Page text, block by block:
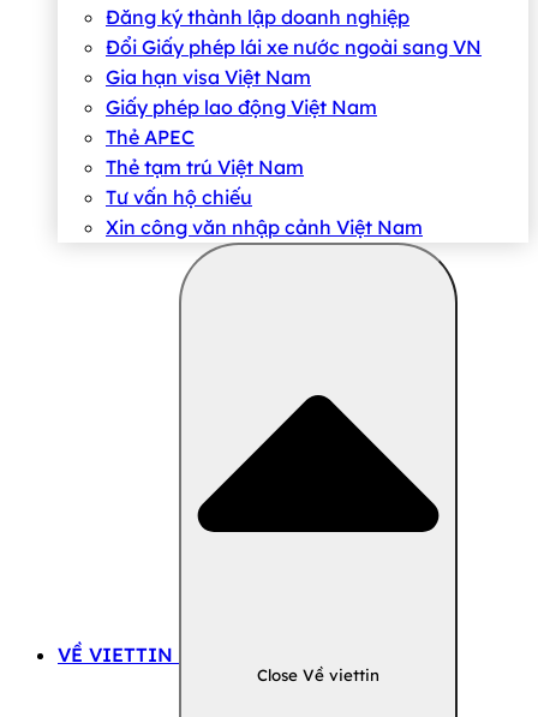
Đăng ký thành lập doanh nghiệp
Đổi Giấy phép lái xe nước ngoài sang VN
Gia hạn visa Việt Nam
Giấy phép lao động Việt Nam
Thẻ APEC
Thẻ tạm trú Việt Nam
Tư vấn hộ chiếu
Xin công văn nhập cảnh Việt Nam
VỀ VIETTIN
Close Về viettin